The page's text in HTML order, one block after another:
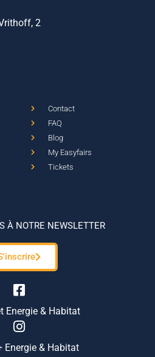
2
Contact
FAQ
Blog
My Easyfairs
Tickets
À NOTRE NEWSLETTER
Energie & Habitat
Energie & Habitat